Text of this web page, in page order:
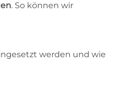
. So können wir
werden und wie